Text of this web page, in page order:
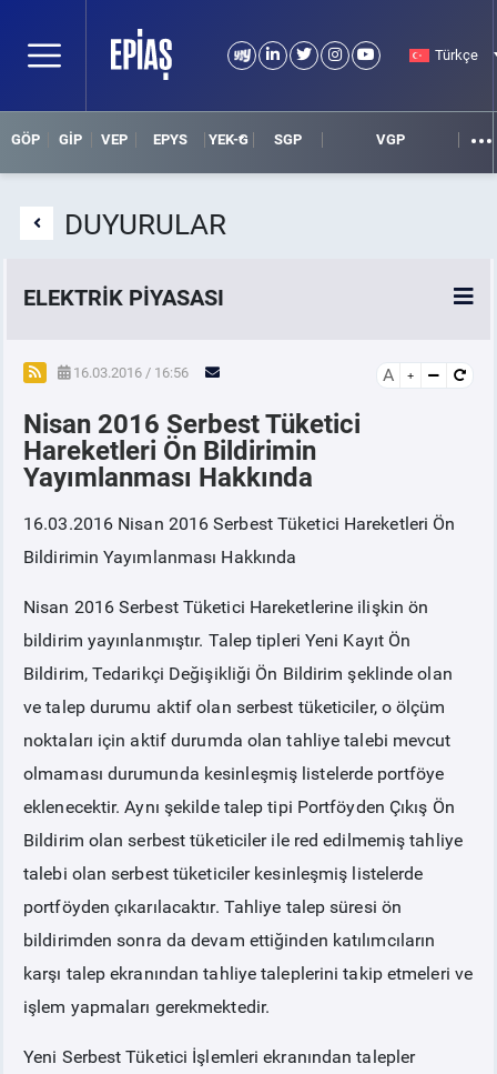
Türkçe
GÖP GİP VEP EPYS YEK-G SGP VGP
DUYURULAR
ELEKTRİK PİYASASI
SPOT ELEKTRİK PİYASALARI
ÖRNEK FİNANS BELGELERİ
VADELİ ELEKTRİK PİYASASI
PİYASAKAYITSÜRECİ
SERBEST TÜKETİCİ
MALİ UZLAŞTIRMA
TEMİNAT
BÜLTENLER
DUYURULAR
BT HİZMET YÖNETİM SİSTEMİ POLİTİKAMIZ
16.03.2016 / 16:56 A
Nisan 2016 Serbest Tüketici
Hareketleri Ön Bildirimin
Yayımlanması Hakkında
16.03.2016 Nisan 2016 Serbest Tüketici Hareketleri Ön
Bildirimin Yayımlanması Hakkında
Nisan 2016 Serbest Tüketici Hareketlerine ilişkin ön
bildirim yayınlanmıştır. Talep tipleri Yeni Kayıt Ön
Bildirim, Tedarikçi Değişikliği Ön Bildirim şeklinde olan
ve talep durumu aktif olan serbest tüketiciler, o ölçüm
noktaları için aktif durumda olan tahliye talebi mevcut
olmaması durumunda kesinleşmiş listelerde portföye
eklenecektir. Aynı şekilde talep tipi Portföyden Çıkış Ön
Bildirim olan serbest tüketiciler ile red edilmemiş tahliye
talebi olan serbest tüketiciler kesinleşmiş listelerde
portföyden çıkarılacaktır. Tahliye talep süresi ön
bildirimden sonra da devam ettiğinden katılımcıların
karşı talep ekranından tahliye taleplerini takip etmeleri ve
işlem yapmaları gerekmektedir.
Yeni Serbest Tüketici İşlemleri ekranından talepler